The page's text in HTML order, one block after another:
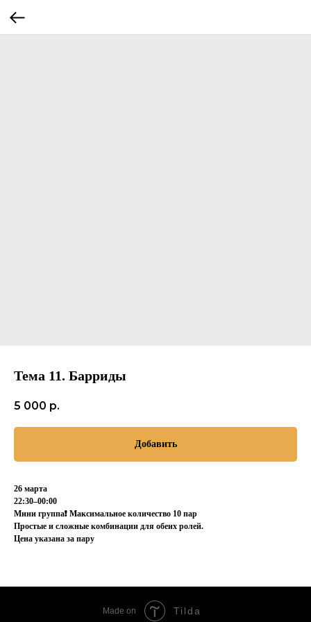
Тема 11. Барриды
5 000 р.
Добавить
26 марта
22:30–00:00
Мини группа❗️ Максимальное количество 10 пар
Простые и сложные комбинации для обеих ролей.
Цена указана за пару
Made on Tilda